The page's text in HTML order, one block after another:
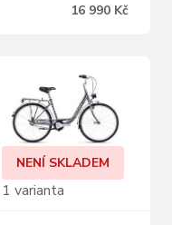
16 990 Kč
NENÍ SKLADEM
1 varianta